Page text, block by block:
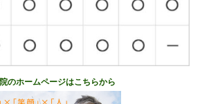
のホームページはこちらから